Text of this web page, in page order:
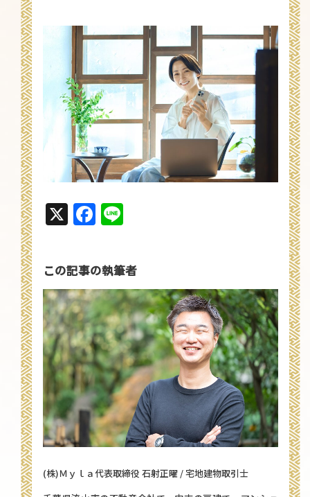
X Facebook
この記事の執筆者
(株)Ｍｙｌａ代表取締役 石射正曜 / 宅地建物取引士